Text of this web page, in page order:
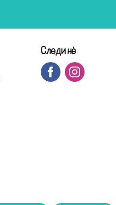
Следи нè